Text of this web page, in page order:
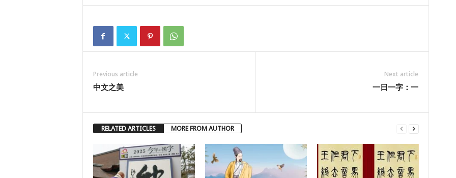
Previous article
中文之美
Next article
一日一字：一
RELATED ARTICLES MORE FROM AUTHOR